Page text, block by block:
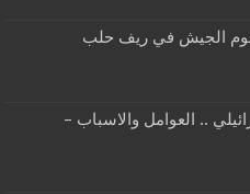
الجيش في ريف حلب
.. العوامل والاسباب –